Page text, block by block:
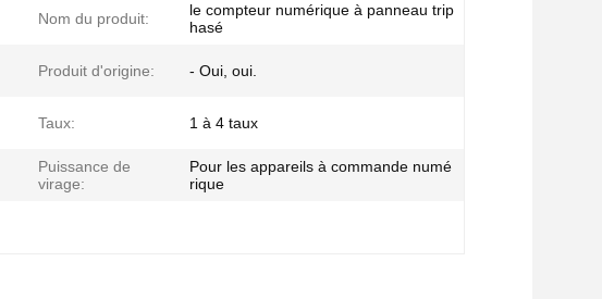
Nom du produit:
le compteur numérique à panneau trip
hasé
Produit d'origine: - Oui, oui.
Taux: 1 à 4 taux
Puissance de
virage:
Pour les appareils à commande numé
rique